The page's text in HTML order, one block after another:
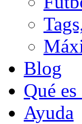
Blog
Qué
Ayuda